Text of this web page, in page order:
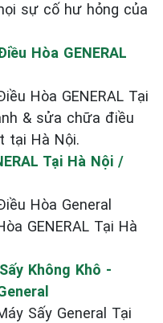
sự cố hư hỏng của
Hòa GENERAL
Hòa GENERAL Tại
& sửa chữa điều
tại Hà Nội.
Tại Hà Nội /
Hòa General
GENERAL Tại Hà
Không Khô -
Sấy General Tại